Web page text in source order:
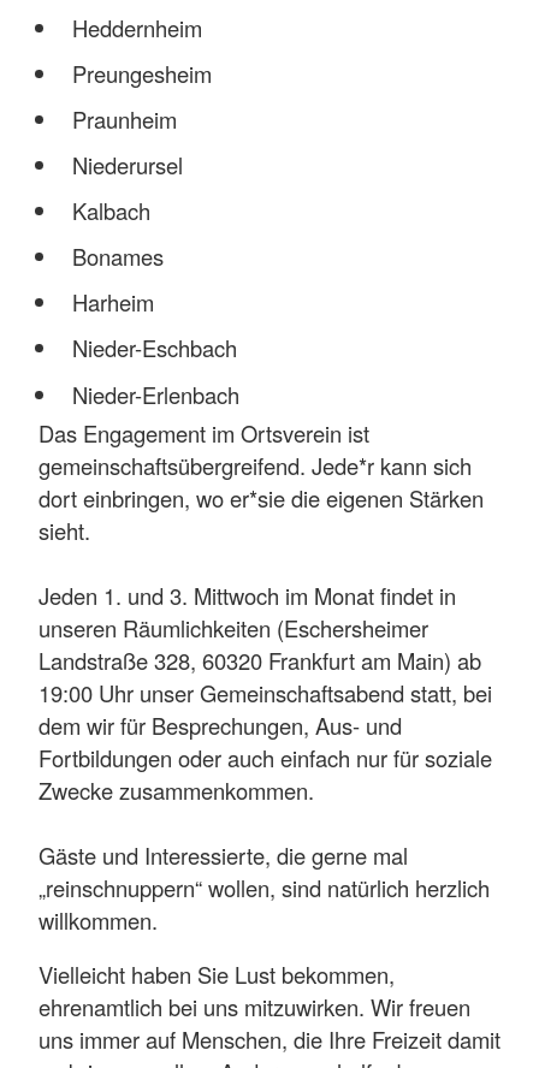
Heddernheim
Preungesheim
Praunheim
Niederursel
Kalbach
Bonames
Harheim
Nieder-Eschbach
Nieder-Erlenbach
Das Engagement im Ortsverein ist
gemeinschaftsübergreifend. Jede*r kann sich
dort einbringen, wo er*sie die eigenen Stärken
sieht.
Jeden 1. und 3. Mittwoch im Monat findet in
unseren Räumlichkeiten (Eschersheimer
Landstraße 328, 60320 Frankfurt am Main) ab
19:00 Uhr unser Gemeinschaftsabend statt, bei
dem wir für Besprechungen, Aus- und
Fortbildungen oder auch einfach nur für soziale
Zwecke zusammenkommen.
Gäste und Interessierte, die gerne mal
„reinschnuppern“ wollen, sind natürlich herzlich
willkommen.
Vielleicht haben Sie Lust bekommen,
ehrenamtlich bei uns mitzuwirken. Wir freuen
uns immer auf Menschen, die Ihre Freizeit damit